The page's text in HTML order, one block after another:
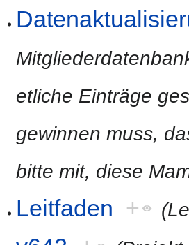
etliche Einträge
gewinnen muss,
bitte mit, diese
Leitfaden +